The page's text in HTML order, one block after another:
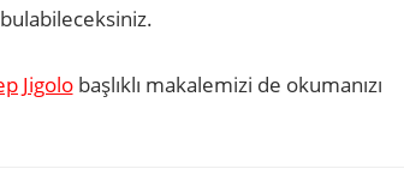
Jigolobaşlıklı makalemizi de okumanızı